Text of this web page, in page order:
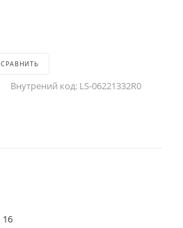
СРАВНИТЬ
Внутрений код: LS-06221332R0
16